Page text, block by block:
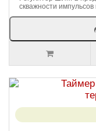
скважности